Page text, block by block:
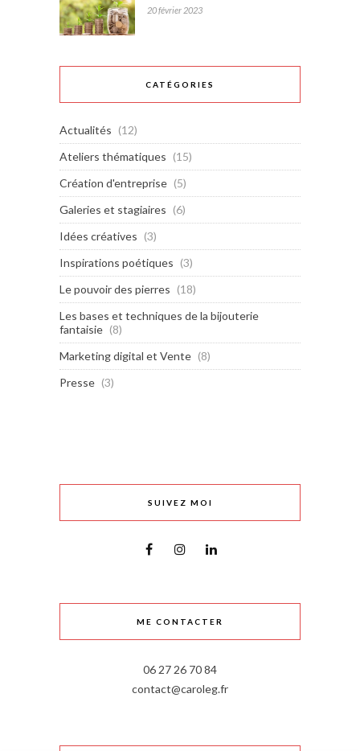
20 février 2023
CATÉGORIES
Actualités (12)
Ateliers thématiques (15)
Création d'entreprise (5)
Galeries et stagiaires (6)
Idées créatives (3)
Inspirations poétiques (3)
Le pouvoir des pierres (18)
Les bases et techniques de la bijouterie
fantaisie (8)
Marketing digital et Vente (8)
Presse (3)
SUIVEZ MOI
ME CONTACTER
06 27 26 70 84
contact@caroleg.fr